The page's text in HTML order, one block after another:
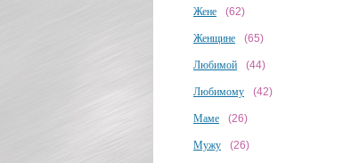
Жене (62)
Женщине (65)
Любимой (44)
Любимому (42)
Маме (26)
Мужу (26)